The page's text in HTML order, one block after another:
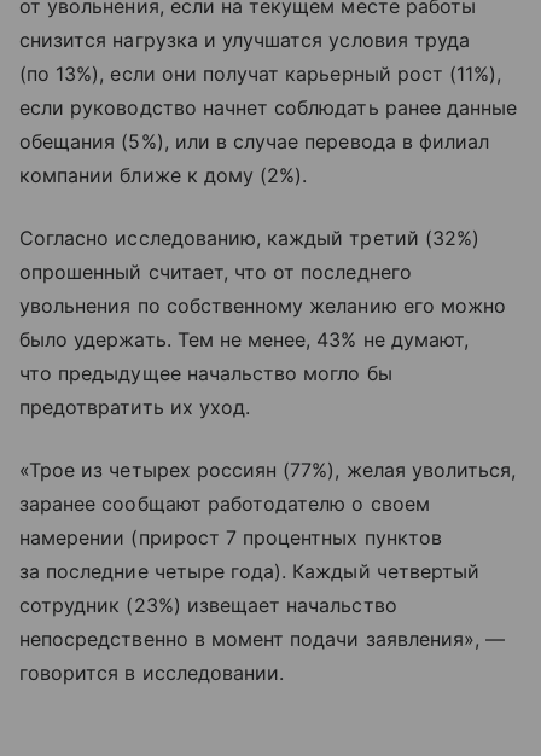
от увольнения, если на текущем месте работы
снизится нагрузка и улучшатся условия труда
(по 13%), если они получат карьерный рост (11%),
если руководство начнет соблюдать ранее данные
обещания (5%), или в случае перевода в филиал
компании ближе к дому (2%).
Согласно исследованию, каждый третий (32%)
опрошенный считает, что от последнего
увольнения по собственному желанию его можно
было удержать. Тем не менее, 43% не думают,
что предыдущее начальство могло бы
предотвратить их уход.
«Трое из четырех россиян (77%), желая уволиться,
заранее сообщают работодателю о своем
намерении (прирост 7 процентных пунктов
за последние четыре года). Каждый четвертый
сотрудник (23%) извещает начальство
непосредственно в момент подачи заявления», —
говорится в исследовании.